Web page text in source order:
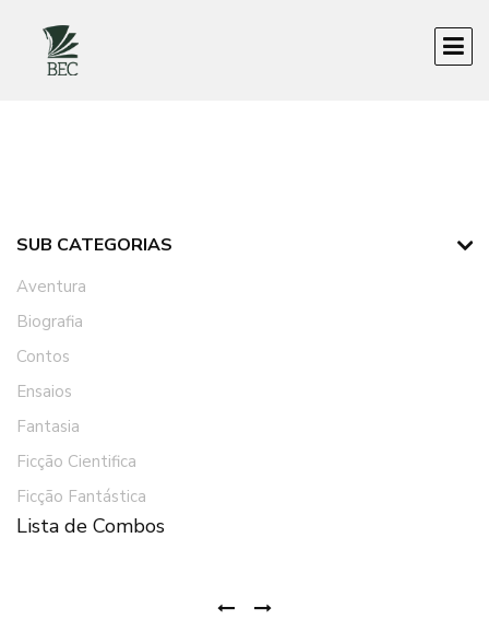
SUB CATEGORIAS
Aventura
Biografia
Contos
Ensaios
Fantasia
Ficção Cientifica
Ficção Fantástica
Filosofia
Lista de Combos